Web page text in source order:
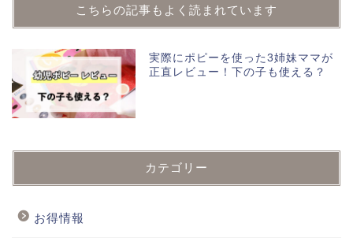
こちらの記事もよく読まれています
実際にポピーを使った3姉妹ママが
正直レビュー！下の子も使える？
カテゴリー
お得情報